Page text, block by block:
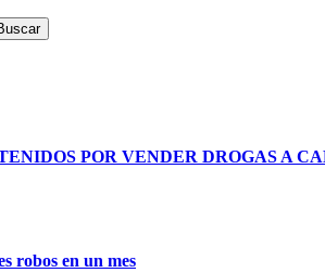
POR VENDER DROGAS A
robos en un mes